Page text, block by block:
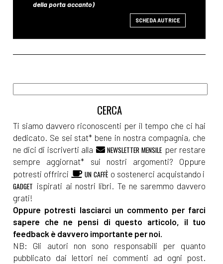
SCHEDA AUTRICE
Ti siamo davvero riconoscenti per il tempo che ci hai
dedicato. Se sei stat* bene in nostra compagnia, che
ne dici di iscriverti alla
NEWSLETTER MENSILE per restare
sempre aggiornat* sui nostri argomenti? Oppure
potresti offrirci
UN CAFFÈ o sostenerci acquistando i
GADGET ispirati ai nostri libri. Te ne saremmo davvero
grati!
Oppure potresti lasciarci un commento per farci
sapere che ne pensi di questo articolo, il tuo
feedback è davvero importante per noi.
NB: Gli autori non sono responsabili per quanto
pubblicato dai lettori nei commenti ad ogni post.